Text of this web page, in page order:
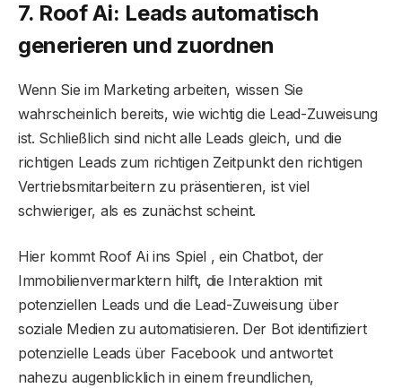
7. Roof Ai: Leads automatisch
generieren und zuordnen
Wenn Sie im Marketing arbeiten, wissen Sie
wahrscheinlich bereits, wie wichtig die Lead-Zuweisung
ist. Schließlich sind nicht alle Leads gleich, und die
richtigen Leads zum richtigen Zeitpunkt den richtigen
Vertriebsmitarbeitern zu präsentieren, ist viel
schwieriger, als es zunächst scheint.
Hier kommt Roof Ai ins Spiel , ein Chatbot, der
Immobilienvermarktern hilft, die Interaktion mit
potenziellen Leads und die Lead-Zuweisung über
soziale Medien zu automatisieren. Der Bot identifiziert
potenzielle Leads über Facebook und antwortet
nahezu augenblicklich in einem freundlichen,